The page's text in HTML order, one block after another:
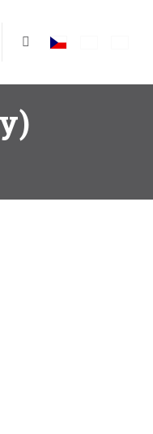
Vyhledávání